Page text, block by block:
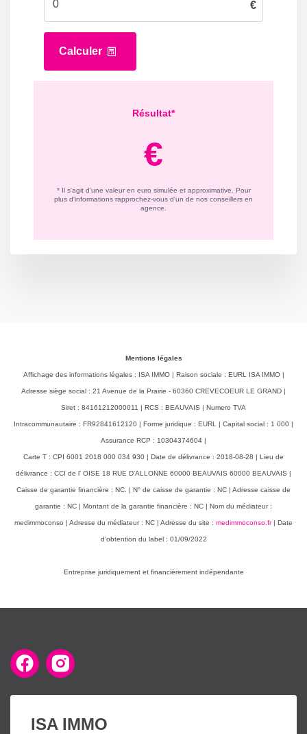
Mentions légales
Affichage des informations légales : ISA IMMO | Raison sociale : EURL ISA IMMO |
Adresse siège social : 21 Avenue de la Prairie - 60360 CREVECOEUR LE GRAND |
Siret : 84161212000011 | RCS : BEAUVAIS | Numero TVA
Intracommunautaire : FR92841612120 | Forme juridique : EURL | Capital social : 1 000 |
Assurance RCP : 10304374604 |
Carte T : CPI 6001 2018 000 034 930 | Date de délivrance : 2018-08-28 | Lieu de
délivrance : CCI de l' OISE 18 RUE D'ALLONNE 60000 BEAUVAIS 60000 BEAUVAIS |
Caisse de garantie financière : NC. | N° de caisse de garantie : NC | Adresse caisse de
garantie : NC | Montant de la garantie financière : NC | Nom du médiateur :
medimmoconso | Adresse du médiateur : NC | Adresse du site : medimmoconso.fr| Date
d'obtention du label : 01/09/2022
Entreprise juridiquement et financièrement indépendante
ISA IMMO